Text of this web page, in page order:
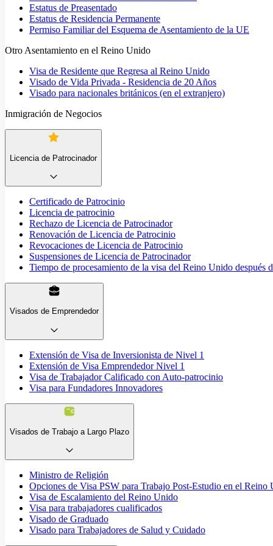
Estatus de Preasentado
Estatus de Residencia Permanente
Permiso Familiar del Esquema de Asentamiento de la UE
Otro Asentamiento en el Reino Unido
Visa de Residente que Regresa al Reino Unido
Visado de Vida Privada - Residencia de 20 Años
Visado para nacionales británicos (en el extranjero)
Inmigración de Negocios
Licencia de Patrocinador
Certificado de Patrocinio
Licencia de patrocinio
Rechazo de Licencia de Patrocinador
Renovación de Licencia de Patrocinio
Revocaciones de Licencia de Patrocinio
Suspensiones de Licencia de Patrocinador
Tiempo de procesamiento de la visa del Reino Unido después
Visados de Emprendedor
Extensión de Visa de Inversionista de Nivel 1
Extensión de Visa Emprendedor Nivel 1
Visa de Trabajador Calificado con Auto-patrocinio
Visa para Fundadores Innovadores
Visados de Trabajo a Largo Plazo
Ministro de Religión
Opciones de Visa PSW para Trabajo Post-Estudio en el Reino
Visa de Escalamiento del Reino Unido
Visa para trabajadores cualificados
Visado de Graduado
Visado para Trabajadores de Salud y Cuidado